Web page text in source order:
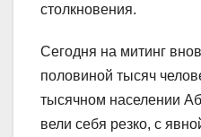
столкновения.
Сегодня на митинг
половиной тысяч
тысячном населении
вели себя резко, с